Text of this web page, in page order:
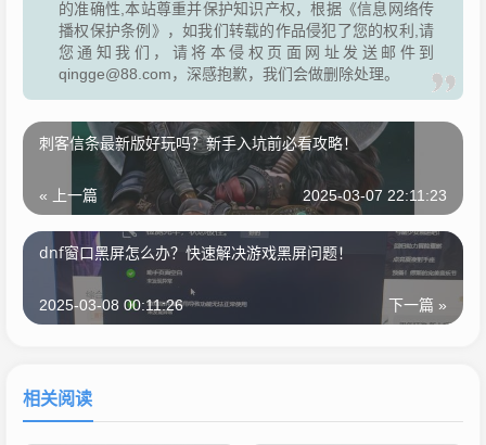
的准确性,本站尊重并保护知识产权，根据《信息网络传
播权保护条例》，如我们转载的作品侵犯了您的权利,请
您通知我们，请将本侵权页面网址发送邮件到
qingge@88.com，深感抱歉，我们会做删除处理。
刺客信条最新版好玩吗？新手入坑前必看攻略！
« 上一篇 2025-03-07 22:11:23
dnf窗口黑屏怎么办？快速解决游戏黑屏问题！
下一篇 »
2025-03-08 00:11:26
相关阅读